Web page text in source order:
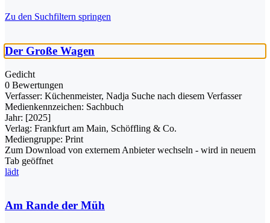
Zu den Suchfiltern springen
Der Große Wagen
Gedicht
0 Bewertungen
Verfasser: Küchenmeister, Nadja Suche nach diesem Verfasser
Medienkennzeichen: Sachbuch
Jahr: [2025]
Verlag: Frankfurt am Main, Schöffling & Co.
Mediengruppe: Print
Zum Download von externem Anbieter wechseln - wird in neuem
Tab geöffnet
lädt
Am Rande der Müh